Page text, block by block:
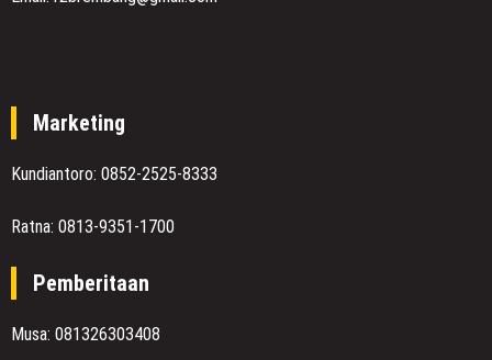
Marketing
Kundiantoro: 0852-2525-8333
Ratna: 0813-9351-1700
Pemberitaan
Musa: 081326303408